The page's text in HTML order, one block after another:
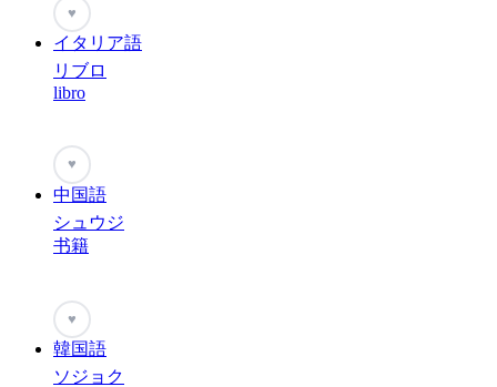
♥
イタリア語
リブロ
libro
♥
中国語
シュウジ
书籍
♥
韓国語
ソジョク